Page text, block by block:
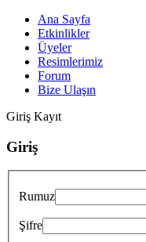
Ana Sayfa
Etkinlikler
Üyeler
Resimlerimiz
Forum
Bize Ulaşın
Giriş Kayıt
Giriş
Rumuz
Şifre